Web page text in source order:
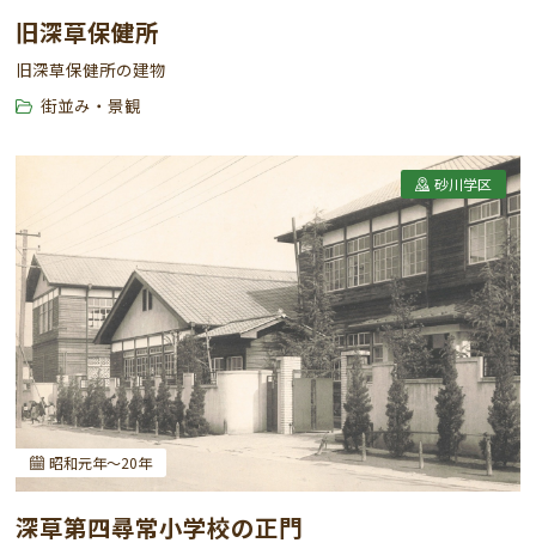
旧深草保健所
旧深草保健所の建物
街並み・景観
砂川学区
昭和元年～20年
深草第四尋常小学校の正門